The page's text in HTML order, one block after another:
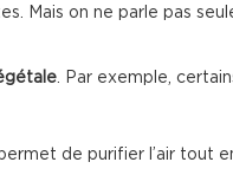
Mais on ne parle pas
. Par exemple,
permet de purifier l’air tout